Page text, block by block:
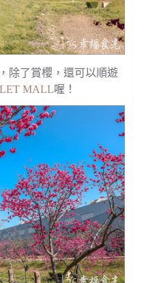
除了賞櫻，還可以順遊
MALL喔！